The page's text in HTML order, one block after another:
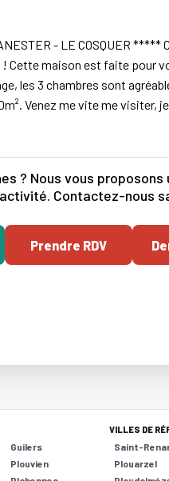
- LE COSQUER
Cette maison est faite pour
les 3 chambres sont
Venez me vite me visiter,
? Nous vous
Contactez-nous
Prendre RDV
VILLES DE
Guilers Saint-
Plouvien Plouarzel